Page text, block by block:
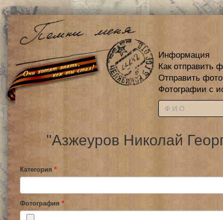
Информация
Как отправить
Отправить
Фотографии с
"Азжеуров Николай
Категория *
Фотография *